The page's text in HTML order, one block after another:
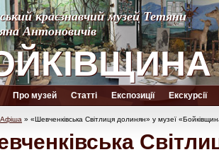
краєзнавчий музей Тетяни
Антоновичів
краєзнавчий музей Тетяни
Антоновичів
Про музей Статті Експозиції Екскурсії
Афіша » «Шевченківська Світлиця долинян» у музеї